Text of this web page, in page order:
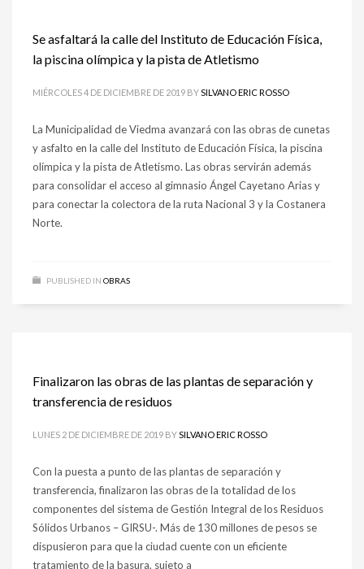
Se asfaltará la calle del Instituto de Educación Física,
la piscina olímpica y la pista de Atletismo
MIÉRCOLES 4 DE DICIEMBRE DE 2019 BYSILVANO ERIC ROSSO
La Municipalidad de Viedma avanzará con las obras de cunetas
y asfalto en la calle del Instituto de Educación Física, la piscina
olímpica y la pista de Atletismo. Las obras servirán además
para consolidar el acceso al gimnasio Ángel Cayetano Arias y
para conectar la colectora de la ruta Nacional 3 y la Costanera
Norte.
PUBLISHED IN OBRAS
Finalizaron las obras de las plantas de separación y
transferencia de residuos
LUNES 2 DE DICIEMBRE DE 2019 BYSILVANO ERIC ROSSO
Con la puesta a punto de las plantas de separación y
transferencia, finalizaron las obras de la totalidad de los
componentes del sistema de Gestión Integral de los Residuos
Sólidos Urbanos – GIRSU-. Más de 130 millones de pesos se
dispusieron para que la ciudad cuente con un eficiente
tratamiento de la basura, sujeto a